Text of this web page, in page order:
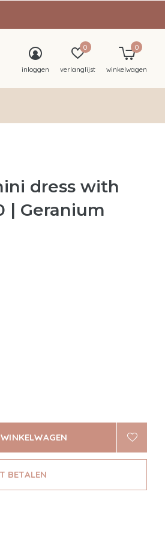
inloggen verlanglijst
0
winkelwagen
0
dress with
| Geranium
BETALEN